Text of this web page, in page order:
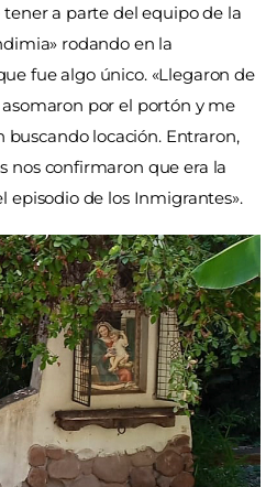
a parte del equipo de la
rodando en la
fue algo único. «Llegaron de
asomaron por el portón y me
locación. Entraron,
nos confirmaron que era la
episodio de los Inmigrantes».